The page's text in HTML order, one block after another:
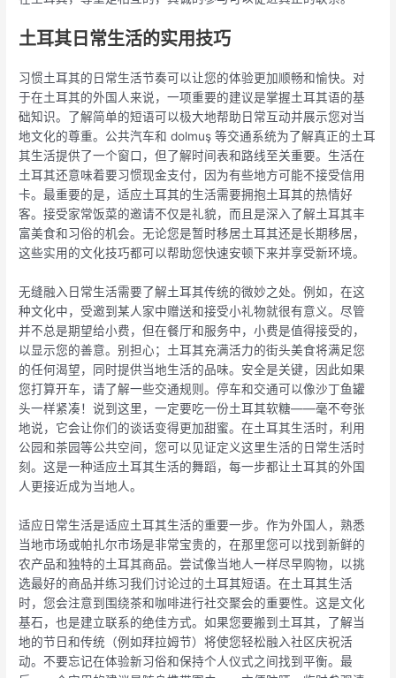
土耳其日常生活的实用技巧
习惯土耳其的日常生活节奏可以让您的体验更加顺畅和愉快。对
于在土耳其的外国人来说，一项重要的建议是掌握土耳其语的基
础知识。了解简单的短语可以极大地帮助日常互动并展示您对当
地文化的尊重。公共汽车和 dolmuş 等交通系统为了解真正的土耳
其生活提供了一个窗口，但了解时间表和路线至关重要。生活在
土耳其还意味着要习惯现金支付，因为有些地方可能不接受信用
卡。最重要的是，适应土耳其的生活需要拥抱土耳其的热情好
客。接受家常饭菜的邀请不仅是礼貌，而且是深入了解土耳其丰
富美食和习俗的机会。无论您是暂时移居土耳其还是长期移居，
这些实用的文化技巧都可以帮助您快速安顿下来并享受新环境。
无缝融入日常生活需要了解土耳其传统的微妙之处。例如，在这
种文化中，受邀到某人家中赠送和接受小礼物就很有意义。尽管
并不总是期望给小费，但在餐厅和服务中，小费是值得接受的，
以显示您的善意。别担心；土耳其充满活力的街头美食将满足您
的任何渴望，同时提供当地生活的品味。安全是关键，因此如果
您打算开车，请了解一些交通规则。停车和交通可以像沙丁鱼罐
头一样紧凑！说到这里，一定要吃一份土耳其软糖——毫不夸张
地说，它会让你们的谈话变得更加甜蜜。在土耳其生活时，利用
公园和茶园等公共空间，您可以见证定义这里生活的日常生活时
刻。这是一种适应土耳其生活的舞蹈，每一步都让土耳其的外国
人更接近成为当地人。
适应日常生活是适应土耳其生活的重要一步。作为外国人，熟悉
当地市场或帕扎尔市场是非常宝贵的，在那里您可以找到新鲜的
农产品和独特的土耳其商品。尝试像当地人一样尽早购物，以挑
选最好的商品并练习我们讨论过的土耳其短语。在土耳其生活
时，您会注意到围绕茶和咖啡进行社交聚会的重要性。这是文化
基石，也是建立联系的绝佳方式。如果您要搬到土耳其，了解当
地的节日和传统（例如拜拉姆节）将使您轻松融入社区庆祝活
动。不要忘记在体验新习俗和保持个人仪式之间找到平衡。最